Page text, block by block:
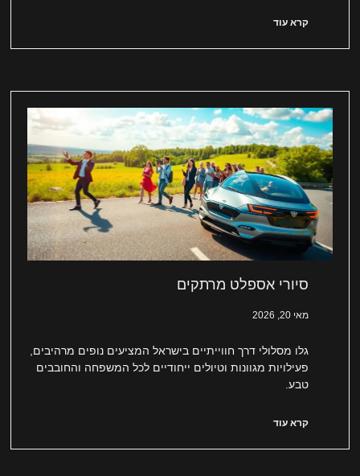
קרא עוד
סיורי אספלט מרתקים
מאי 20, 2026
גלו מסלולי דרך חווייתיים בישראל המציעים נופים מרהיבים,
פעילויות מגוונות וטיולים ייחודיים לכל המשפחה והחובבים
טבע.
קרא עוד